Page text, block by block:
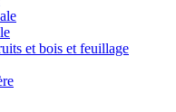
et bois et feuillage